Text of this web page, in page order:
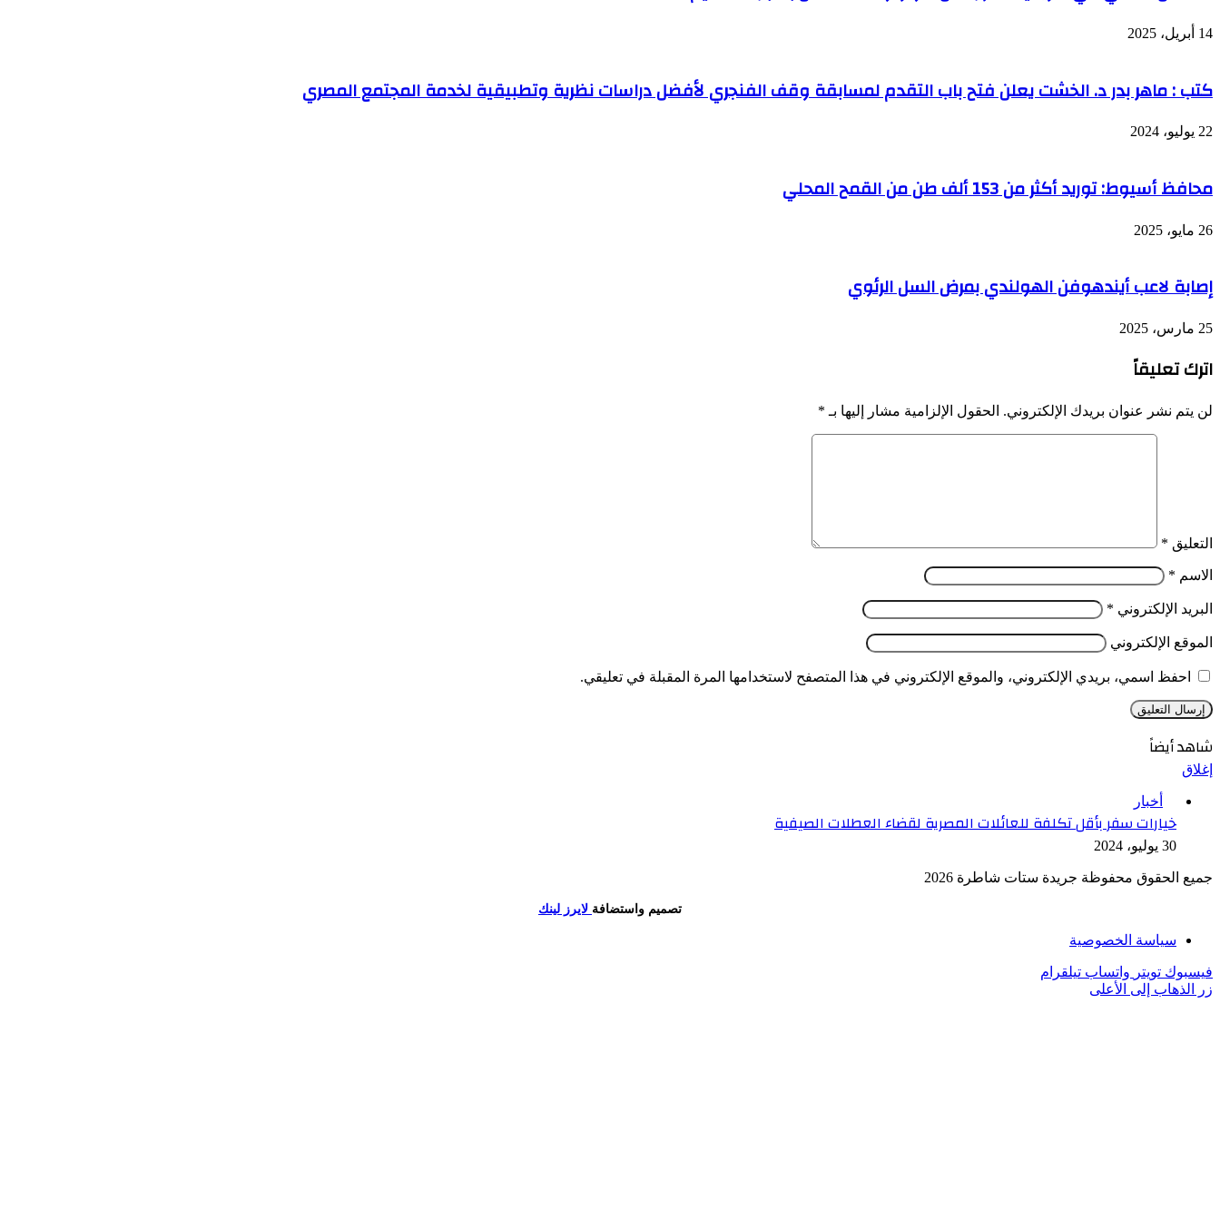
14 أبريل، 2025
كتب : ماهر بدر د. الخشت يعلن فتح باب التقدم لمسابقة وقف الفنجري لأفضل دراسات نظرية وتطبيقية لخدمة المجتمع المصري
22 يوليو، 2024
محافظ أسيوط: توريد أكثر من 153 ألف طن من القمح المحلي
26 مايو، 2025
إصابة لاعب أيندهوفن الهولندي بمرض السل الرئوي
25 مارس، 2025
اترك تعليقاً
لن يتم نشر عنوان بريدك الإلكتروني. الحقول الإلزامية مشار إليها بـ *
التعليق *
الاسم *
البريد الإلكتروني *
الموقع الإلكتروني
احفظ اسمي، بريدي الإلكتروني، والموقع الإلكتروني في هذا المتصفح لاستخدامها المرة المقبلة في تعليقي.
شاهد أيضاً
إغلاق
أخبار
خيارات سفر بأقل تكلفة للعائلات المصرية لقضاء العطلات الصيفية
30 يوليو، 2024
جميع الحقوق محفوظة جريدة ستات شاطرة 2026
تصميم واستضافة لايرز لينك
سياسة الخصوصية
فيسبوك تويتر واتساب تيلقرام
زر الذهاب إلى الأعلى